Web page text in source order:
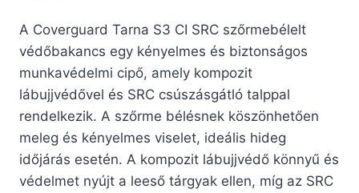
A Coverguard Tarna S3 CI SRC szőrmebélelt
védőbakancs egy kényelmes és biztonságos
munkavédelmi cipő, amely kompozit
lábujjvédővel és SRC csúszásgátló talppal
rendelkezik. A szőrme bélésnek köszönhetően
meleg és kényelmes viselet, ideális hideg
időjárás esetén. A kompozit lábujjvédő könnyű és
védelmet nyújt a leeső tárgyak ellen, míg az SRC